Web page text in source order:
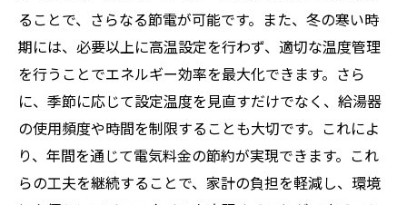
ることで、さらなる節電が可能です。また、冬の寒い時
期には、必要以上に高温設定を行わず、適切な温度管理
を行うことでエネルギー効率を最大化できます。さら
に、季節に応じて設定温度を見直すだけでなく、給湯器
の使用頻度や時間を制限することも大切です。これによ
り、年間を通じて電気料金の節約が実現できます。これ
らの工夫を継続することで、家計の負担を軽減し、環境